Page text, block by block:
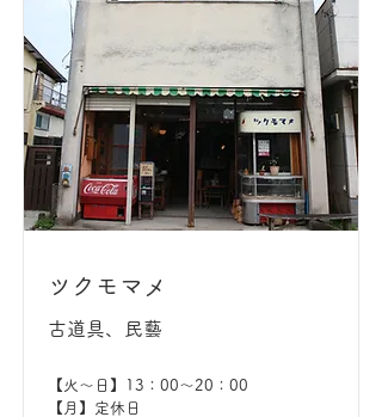
ツクモマメ
古道具、民藝
【火〜日】13：00〜20：00
【月】定休日